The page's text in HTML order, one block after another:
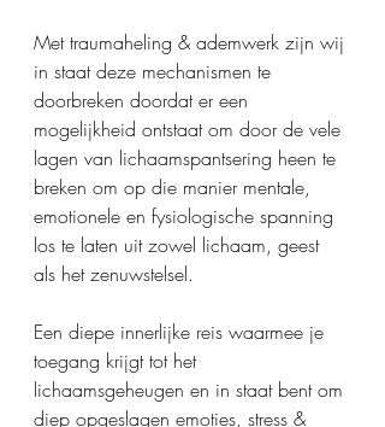
Met traumaheling & ademwerk zijn wij
in staat deze mechanismen te
doorbreken doordat er een
mogelijkheid ontstaat om door de vele
lagen van lichaamspantsering heen te
breken om op die manier mentale,
emotionele en fysiologische spanning
los te laten uit zowel lichaam, geest
als het zenuwstelsel.
Een diepe innerlijke reis waarmee je
toegang krijgt tot het
lichaamsgeheugen en in staat bent om
diep opgeslagen emoties, stress &